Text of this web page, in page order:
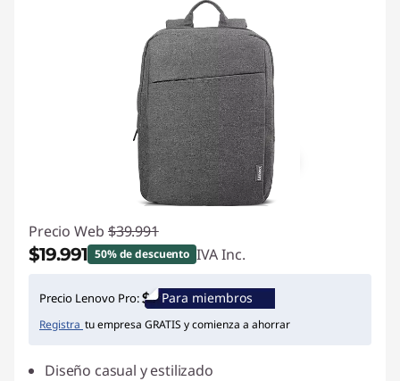
Precio Web $39.991
$19.991 50% de descuento IVA Inc.
Ahorros instantáneos :-$20.000
Precio Lenovo Pro: Para miembros
Registra tu empresa GRATIS y comienza a ahorrar
Diseño casual y estilizado